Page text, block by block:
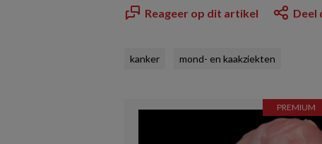
Reageer op dit artikel Deel
kanker mond- en kaakziekten